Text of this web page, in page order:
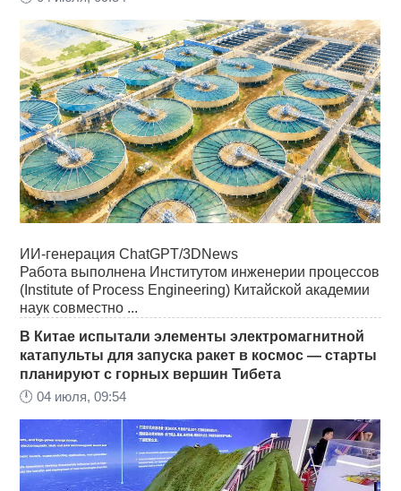
ИИ-генерация ChatGPT/3DNews
Работа выполнена Институтом инженерии процессов
(Institute of Process Engineering) Китайской академии
наук совместно ...
В Китае испытали элементы электромагнитной
катапульты для запуска ракет в космос — старты
планируют с горных вершин Тибета
🕛04 июля, 09:54